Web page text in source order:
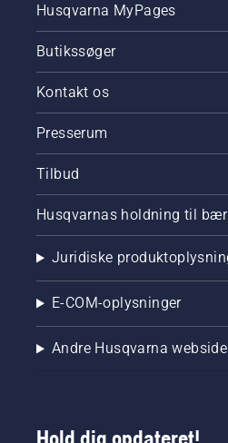
Husqvarna MyPages
Butikssøger
Kontakt os
Presserum
Tilbud
Husqvarnas holdning til
Juridiske
E-COM-oplysninger
Andre Husqvarna